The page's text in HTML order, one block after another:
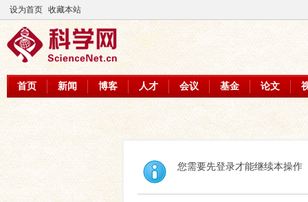
设为首页 收藏本站
首页 新闻 博客 人才 会议 基金 论文
您需要先登录才能继续本操作